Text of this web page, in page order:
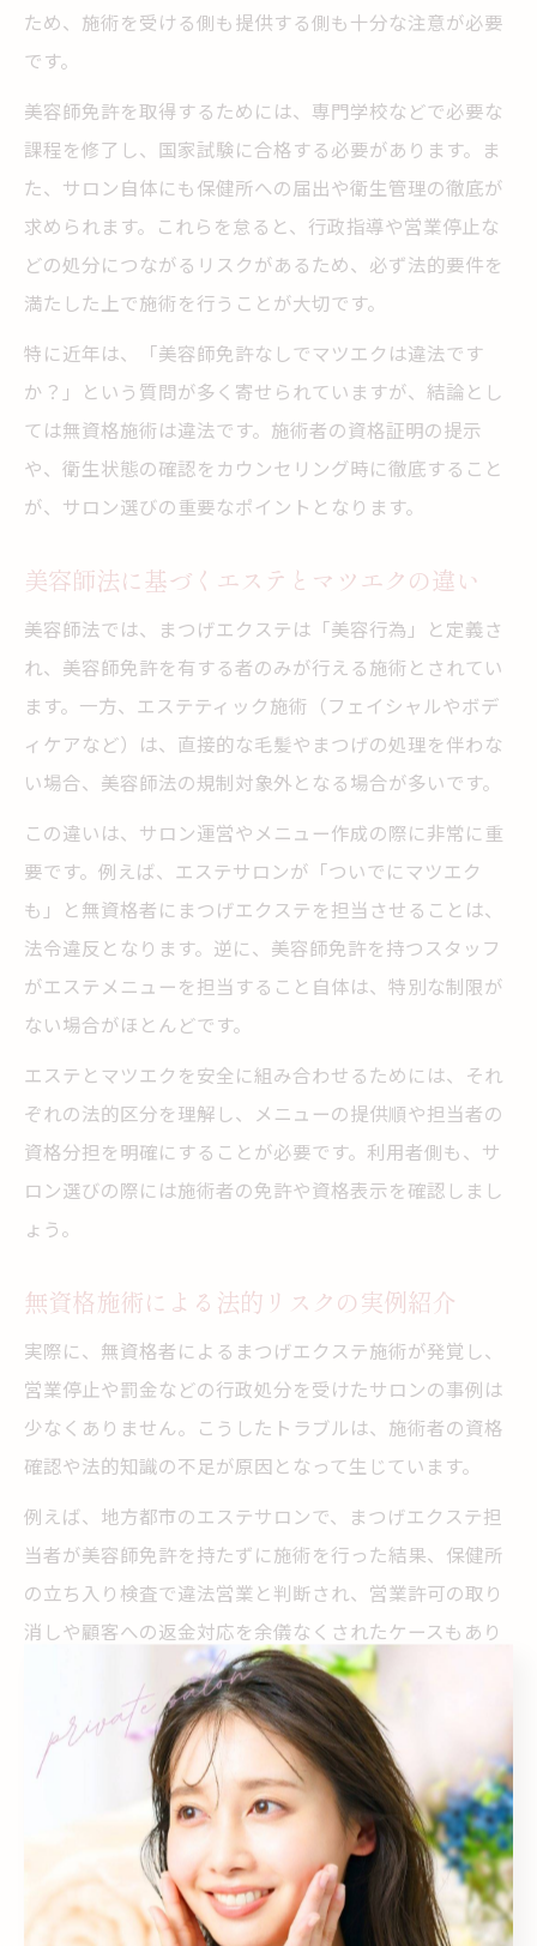
ため、施術を受ける側も提供する側も十分な注意が必要
です。
美容師免許を取得するためには、専門学校などで必要な
課程を修了し、国家試験に合格する必要があります。ま
た、サロン自体にも保健所への届出や衛生管理の徹底が
求められます。これらを怠ると、行政指導や営業停止な
どの処分につながるリスクがあるため、必ず法的要件を
満たした上で施術を行うことが大切です。
特に近年は、「美容師免許なしでマツエクは違法です
か？」という質問が多く寄せられていますが、結論とし
ては無資格施術は違法です。施術者の資格証明の提示
や、衛生状態の確認をカウンセリング時に徹底すること
が、サロン選びの重要なポイントとなります。
美容師法に基づくエステとマツエクの違い
美容師法では、まつげエクステは「美容行為」と定義さ
れ、美容師免許を有する者のみが行える施術とされてい
ます。一方、エステティック施術（フェイシャルやボデ
ィケアなど）は、直接的な毛髪やまつげの処理を伴わな
い場合、美容師法の規制対象外となる場合が多いです。
この違いは、サロン運営やメニュー作成の際に非常に重
要です。例えば、エステサロンが「ついでにマツエク
も」と無資格者にまつげエクステを担当させることは、
法令違反となります。逆に、美容師免許を持つスタッフ
がエステメニューを担当すること自体は、特別な制限が
ない場合がほとんどです。
エステとマツエクを安全に組み合わせるためには、それ
ぞれの法的区分を理解し、メニューの提供順や担当者の
資格分担を明確にすることが必要です。利用者側も、サ
ロン選びの際には施術者の免許や資格表示を確認しまし
ょう。
無資格施術による法的リスクの実例紹介
実際に、無資格者によるまつげエクステ施術が発覚し、
営業停止や罰金などの行政処分を受けたサロンの事例は
少なくありません。こうしたトラブルは、施術者の資格
確認や法的知識の不足が原因となって生じています。
例えば、地方都市のエステサロンで、まつげエクステ担
当者が美容師免許を持たずに施術を行った結果、保健所
の立ち入り検査で違法営業と判断され、営業許可の取り
消しや顧客への返金対応を余儀なくされたケースもあり
ます。これは、利用者の安全や衛生面にも大きな悪影響
を及ぼすため、社会的信頼の喪失にも繋がります。
無資格施術は「バレなければ大丈夫」といった安易な考
えがトラブルの温床となるため、サロン運営者はスタッ
フの資格確認を徹底し、法的ルールを遵守することが不
可欠です。利用者も、安心して施術を受けるためにサロ
ン選びの際は資格の有無を必ずチェックしましょう。